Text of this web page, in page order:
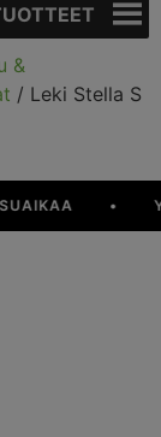
&
/ Leki Stella S